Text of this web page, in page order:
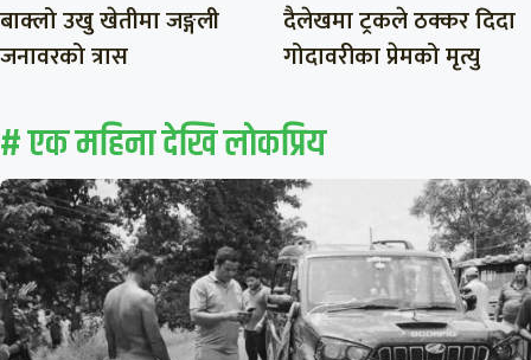
बाक्लो उखु खेतीमा जङ्गली
जनावरको त्रास
दैलेखमा ट्रकले ठक्कर दिदा
गोदावरीका प्रेमको मृत्यु
# एक महिना देखि लाेकप्रिय